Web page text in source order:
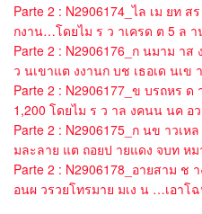
Parte 2 : N2906174_ไล เม ยท ส
กงาน…โดยไม ร ว าเครด ต 5 ล า
Parte 2 : N2906176_ก นมาม าส
ว นเขาแต งงานก บช เธอเด นเข
Parte 2 : N2906177_ข บรถหร ด
1,200 โดยไม ร ว าล งคนน นค อ
Parte 2 : N2906175_ก นข าวเห
มละลาย แต ถอยป ายแดง จบท ห
Parte 2 : N2906178_อายสาม ช
อนผ วรวยโทรมาย มเง น …เอาโ